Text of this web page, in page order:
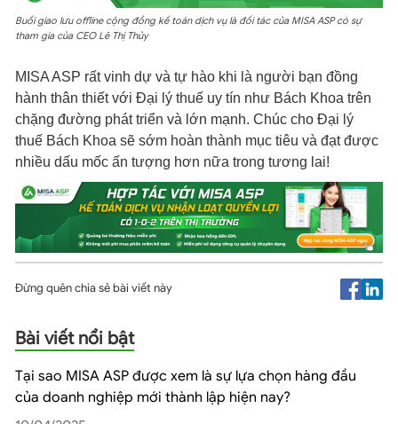
Buổi giao lưu offline cộng đồng kế toán dịch vụ là đối tác của MISA ASP có sự
tham gia của CEO Lê Thị Thủy
MISA ASP rất vinh dự và tự hào khi là người bạn đồng
hành thân thiết với Đại lý thuế uy tín như Bách Khoa trên
chặng đường phát triển và lớn mạnh. Chúc cho Đại lý
thuế Bách Khoa sẽ sớm hoàn thành mục tiêu và đạt được
nhiều dấu mốc ấn tượng hơn nữa trong tương lai!
Đừng quên chia sẻ bài viết này
Bài viết nổi bật
Tại sao MISA ASP được xem là sự lựa chọn hàng đầu
của doanh nghiệp mới thành lập hiện nay?